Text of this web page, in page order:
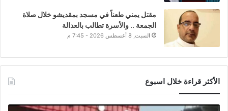
مقتل يمني طعناً في مسجد بمقديشو خلال صلاة
الجمعة .. والأسرة تطالب بالعدالة
السبت, 8 أغسطس 2026 - 7:45 م
الأكثر قراءة خلال اسبوع